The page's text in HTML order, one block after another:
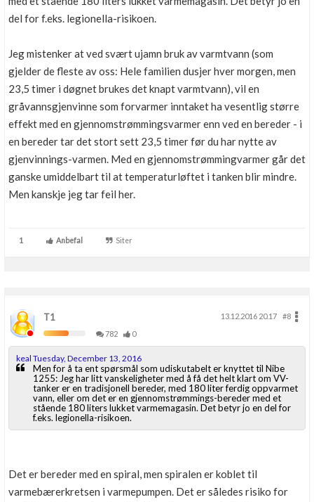
del for f.eks. legionella-risikoen.
Jeg mistenker at ved svært ujamn bruk av varmtvann (som
gjelder de fleste av oss: Hele familien dusjer hver morgen, men
23,5 timer i døgnet brukes det knapt varmtvann), vil en
gråvannsgjenvinne som forvarmer inntaket ha vesentlig større
effekt med en gjennomstrømmingsvarmer enn ved en bereder - i
en bereder tar det stort sett 23,5 timer før du har nytte av
gjenvinnings-varmen. Med en gjennomstrømmingvarmer går det
ganske umiddelbart til at temperaturløftet i tanken blir mindre.
Men kanskje jeg tar feil her.
1 Anbefal Siter
T1 13.12.2016 20.17
#8
782
0
keal Tuesday, December 13, 2016
Men for å ta ent spørsmål som udiskutabelt er knyttet til Nibe
1255: Jeg har litt vanskeligheter med å få det helt klart om VV-
tanker er en tradisjonell bereder, med 180 liter ferdig oppvarmet
vann, eller om det er en gjennomstrømmings-bereder med et
stående 180 liters lukket varmemagasin. Det betyr jo en del for
f.eks. legionella-risikoen.
Det er bereder med en spiral, men spiralen er koblet til
varmebærerkretsen i varmepumpen. Det er således risiko for